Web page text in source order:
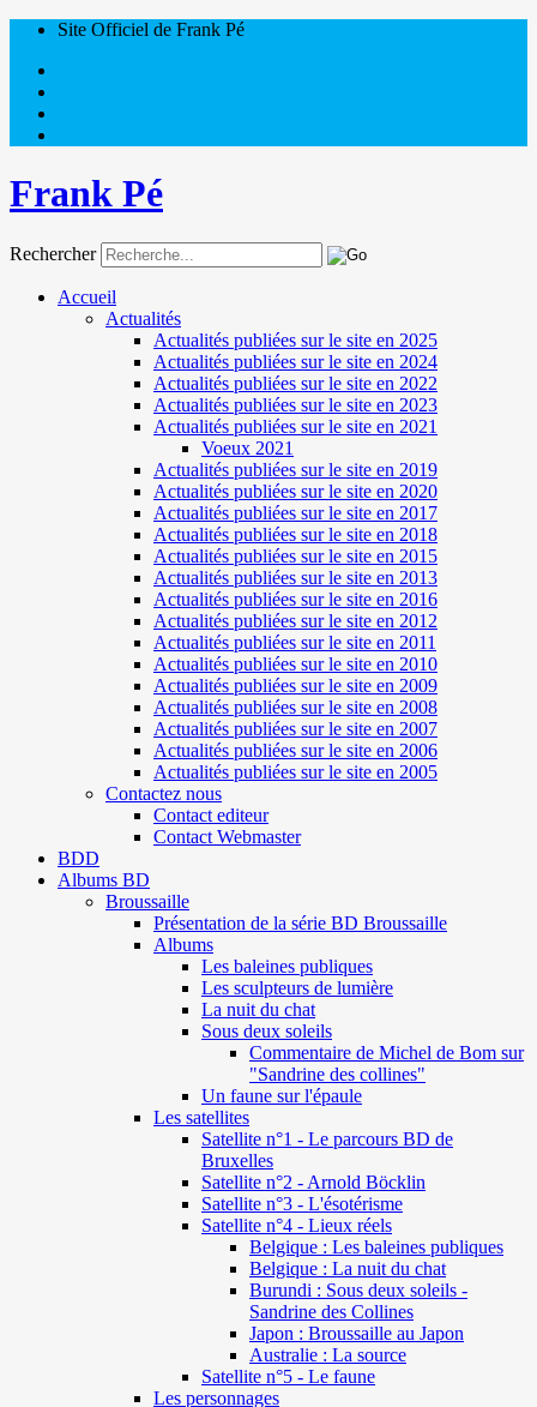
Site Officiel de Frank Pé
Frank Pé
Rechercher
Accueil
Actualités
Actualités publiées sur le site en 2025
Actualités publiées sur le site en 2024
Actualités publiées sur le site en 2022
Actualités publiées sur le site en 2023
Actualités publiées sur le site en 2021
Voeux 2021
Actualités publiées sur le site en 2019
Actualités publiées sur le site en 2020
Actualités publiées sur le site en 2017
Actualités publiées sur le site en 2018
Actualités publiées sur le site en 2015
Actualités publiées sur le site en 2013
Actualités publiées sur le site en 2016
Actualités publiées sur le site en 2012
Actualités publiées sur le site en 2011
Actualités publiées sur le site en 2010
Actualités publiées sur le site en 2009
Actualités publiées sur le site en 2008
Actualités publiées sur le site en 2007
Actualités publiées sur le site en 2006
Actualités publiées sur le site en 2005
Contactez nous
Contact editeur
Contact Webmaster
BDD
Albums BD
Broussaille
Présentation de la série BD Broussaille
Albums
Les baleines publiques
Les sculpteurs de lumière
La nuit du chat
Sous deux soleils
Commentaire de Michel de Bom sur
"Sandrine des collines"
Un faune sur l'épaule
Les satellites
Satellite n°1 - Le parcours BD de
Bruxelles
Satellite n°2 - Arnold Böcklin
Satellite n°3 - L'ésotérisme
Satellite n°4 - Lieux réels
Belgique : Les baleines publiques
Belgique : La nuit du chat
Burundi : Sous deux soleils -
Sandrine des Collines
Japon : Broussaille au Japon
Australie : La source
Satellite n°5 - Le faune
Les personnages